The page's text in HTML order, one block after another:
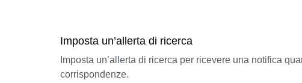
Imposta un’allerta di ricerca
Imposta un’allerta di ricerca per ricevere una notifica
corrispondenze.